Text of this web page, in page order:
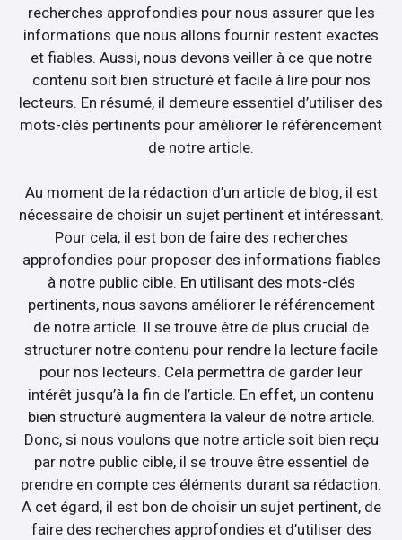
recherches approfondies pour nous assurer que les
informations que nous allons fournir restent exactes
et fiables. Aussi, nous devons veiller à ce que notre
contenu soit bien structuré et facile à lire pour nos
lecteurs. En résumé, il demeure essentiel d’utiliser des
mots-clés pertinents pour améliorer le référencement
de notre article.
Au moment de la rédaction d’un article de blog, il est
nécessaire de choisir un sujet pertinent et intéressant.
Pour cela, il est bon de faire des recherches
approfondies pour proposer des informations fiables
à notre public cible. En utilisant des mots-clés
pertinents, nous savons améliorer le référencement
de notre article. Il se trouve être de plus crucial de
structurer notre contenu pour rendre la lecture facile
pour nos lecteurs. Cela permettra de garder leur
intérêt jusqu’à la fin de l’article. En effet, un contenu
bien structuré augmentera la valeur de notre article.
Donc, si nous voulons que notre article soit bien reçu
par notre public cible, il se trouve être essentiel de
prendre en compte ces éléments durant sa rédaction.
A cet égard, il est bon de choisir un sujet pertinent, de
faire des recherches approfondies et d’utiliser des